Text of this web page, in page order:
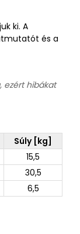
ki. A
és a
ezért hibákat
Súly [kg]
15,5
30,5
6,5